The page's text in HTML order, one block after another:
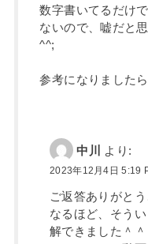
数字書いてるだけ
ないので、嘘だと
^^;
参考になりました
中川 より:
2023年12月4日 5:19
ご返答ありがとう
なるほど、そう
解できました＾＾